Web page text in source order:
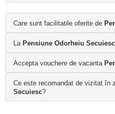
Care sunt facilitatile oferite de
La Pensiune Odorheiu Secuiesc
Accepta vouchere de vacanta
Ce este recomandat de vizitat în
Secuiesc?